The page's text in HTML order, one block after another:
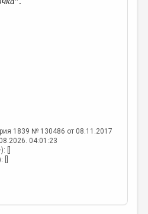
1839 № 130486 от 08.11.2017
04:01:23
[]